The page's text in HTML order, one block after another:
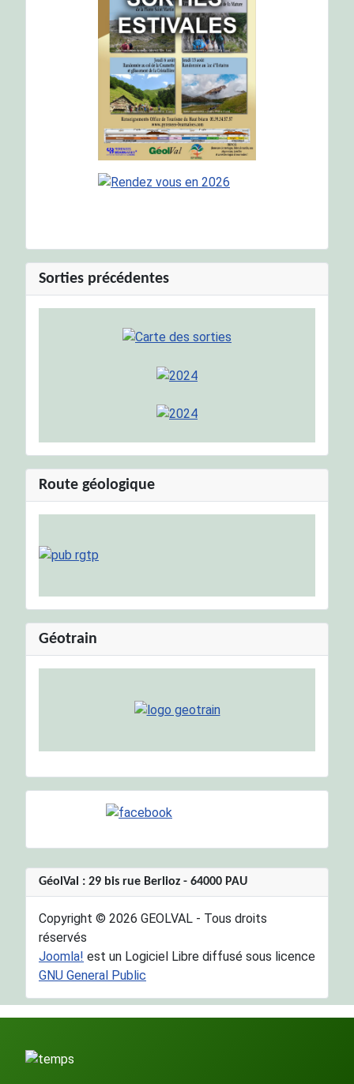
Sorties précédentes
Route géologique
Géotrain
GéolVal : 29 bis rue Berlioz - 64000 PAU
Copyright © 2026 GEOLVAL - Tous droits
réservés
Joomla! est un Logiciel Libre diffusé sous licence
GNU General Public